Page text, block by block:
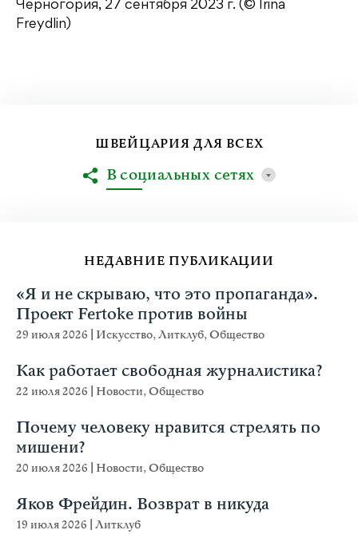
Черногория, 27 сентября 2023 г. (© Irina
Freydlin)
НЕДАВНИЕ ПУБЛИКАЦИИ
«Я и не скрываю, что это пропаганда».
Проект Fertoke против войны
29 июля 2026 Искусство,Литклуб,Общество
Как работает свободная журналистика?
22 июля 2026 Новости,Общество
Почему человеку нравится стрелять по
мишени?
20 июля 2026 Новости,Общество
Яков Фрейдин. Возврат в никуда
19 июля 2026 Литклуб
ШВЕЙЦАРИЯ ДЛЯ ВСЕХ
В социальных сетях